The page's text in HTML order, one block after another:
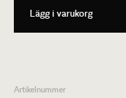
Lägg i varukorg
Artikelnummer